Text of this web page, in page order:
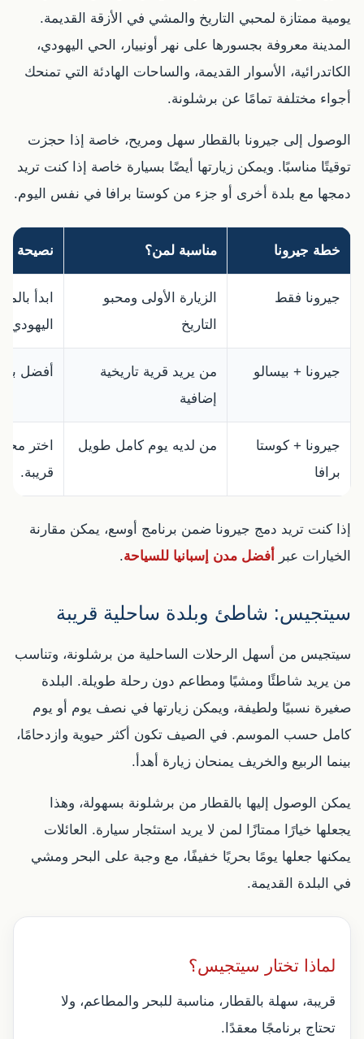
يومية ممتازة لمحبي التاريخ والمشي في الأزقة القديمة.
المدينة معروفة بجسورها على نهر أونييار، الحي اليهودي،
الكاتدرائية، الأسوار القديمة، والساحات الهادئة التي تمنحك
أجواء مختلفة تمامًا عن برشلونة.
الوصول إلى جيرونا بالقطار سهل ومريح، خاصة إذا حجزت
توقيتًا مناسبًا. ويمكن زيارتها أيضًا بسيارة خاصة إذا كنت تريد
دمجها مع بلدة أخرى أو جزء من كوستا برافا في نفس اليوم.
خطة جيرونا مناسبة لمن؟ نصيحة
جيرونا فقط
الزيارة الأولى ومحبو
التاريخ
ابدأ
اليهودي.
جيرونا + بيسالو
من يريد قرية تاريخية
إضافية
أفضل
جيرونا + كوستا
برافا
من لديه يوم كامل طويل
اختر
قريبة.
إذا كنت تريد دمج جيرونا ضمن برنامج أوسع، يمكن مقارنة
الخيارات عبر
أفضل مدن إسبانيا للسياحة.
سيتجيس: شاطئ وبلدة ساحلية قريبة
سيتجيس من أسهل الرحلات الساحلية من برشلونة، وتناسب
من يريد شاطئًا ومشيًا ومطاعم دون رحلة طويلة. البلدة
صغيرة نسبيًا ولطيفة، ويمكن زيارتها في نصف يوم أو يوم
كامل حسب الموسم. في الصيف تكون أكثر حيوية وازدحامًا،
بينما الربيع والخريف يمنحان زيارة أهدأ.
يمكن الوصول إليها بالقطار من برشلونة بسهولة، وهذا
يجعلها خيارًا ممتازًا لمن لا يريد استئجار سيارة. العائلات
يمكنها جعلها يومًا بحريًا خفيفًا، مع وجبة على البحر ومشي
في البلدة القديمة.
لماذا تختار سيتجيس؟
قريبة، سهلة بالقطار، مناسبة للبحر والمطاعم، ولا
تحتاج برنامجًا معقدًا.